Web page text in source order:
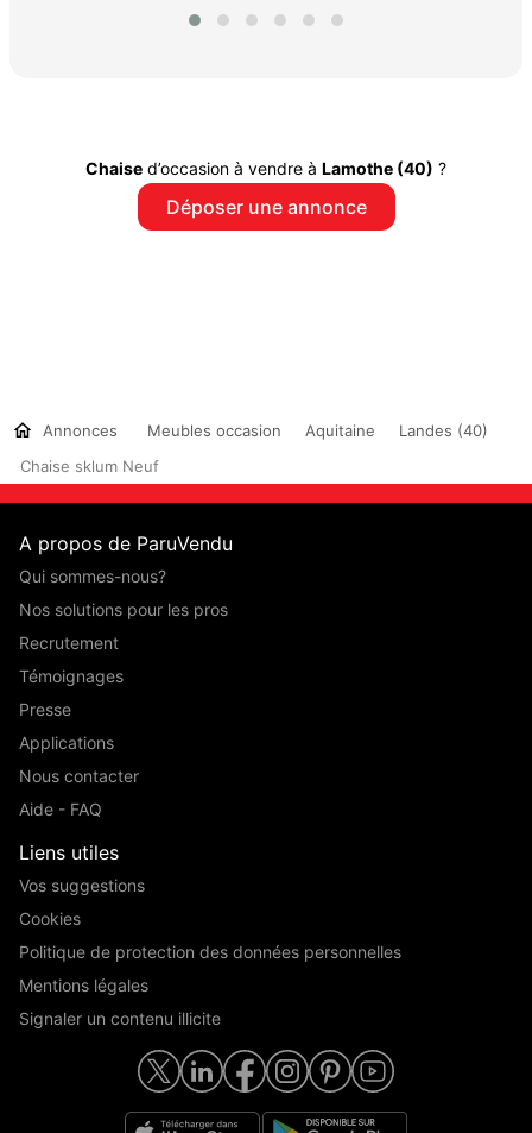
Chaise d’occasion à vendre à Lamothe (40) ?
Déposer une annonce
Annonces Meubles occasion Aquitaine
Landes (40)
Chaise sklum Neuf
A propos de ParuVendu
Qui sommes-nous?
Nos solutions pour les pros
Recrutement
Témoignages
Presse
Applications
Nous contacter
Aide - FAQ
Liens utiles
Vos suggestions
Cookies
Politique de protection des données personnelles
Mentions légales
Signaler un contenu illicite